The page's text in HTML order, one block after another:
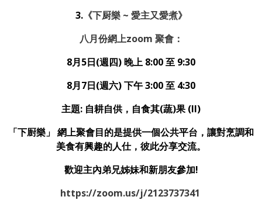
3.《下厨樂 ~ 愛主又愛煮》
八月份網上zoom 聚會：
8月5日(週四) 晚上 8:00 至 9:30
8月7日(週六) 下午 3:00 至 4:30
主題: 自耕自供，自食其(蔬)果 (II)
「下㕑樂」 網上聚會目的是提供一個公共平台，讓對烹調和
美食有興趣的人仕，彼此分享交流。
歡迎主內弟兄姊妹和新朋友參加!
https://zoom.us/j/2123737341